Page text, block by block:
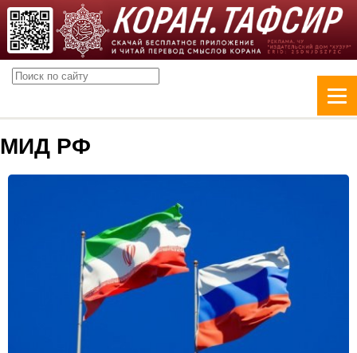
МИД РФ